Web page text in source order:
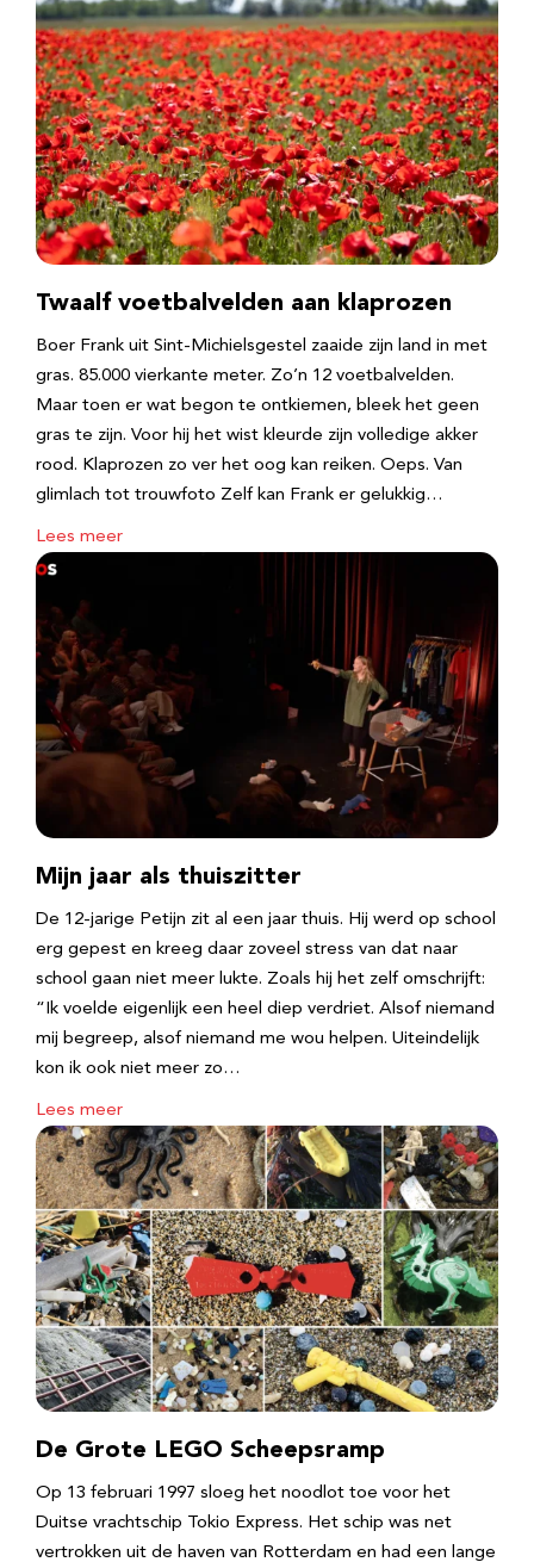
Twaalf voetbalvelden aan klaprozen
Boer Frank uit Sint-Michielsgestel zaaide zijn land in met
gras. 85.000 vierkante meter. Zo’n 12 voetbalvelden.
Maar toen er wat begon te ontkiemen, bleek het geen
gras te zijn. Voor hij het wist kleurde zijn volledige akker
rood. Klaprozen zo ver het oog kan reiken. Oeps. Van
glimlach tot trouwfoto Zelf kan Frank er gelukkig…
Lees meer
Mijn jaar als thuiszitter
De 12-jarige Petijn zit al een jaar thuis. Hij werd op school
erg gepest en kreeg daar zoveel stress van dat naar
school gaan niet meer lukte. Zoals hij het zelf omschrijft:
“Ik voelde eigenlijk een heel diep verdriet. Alsof niemand
mij begreep, alsof niemand me wou helpen. Uiteindelijk
kon ik ook niet meer zo…
Lees meer
De Grote LEGO Scheepsramp
Op 13 februari 1997 sloeg het noodlot toe voor het
Duitse vrachtschip Tokio Express. Het schip was net
vertrokken uit de haven van Rotterdam en had een lange